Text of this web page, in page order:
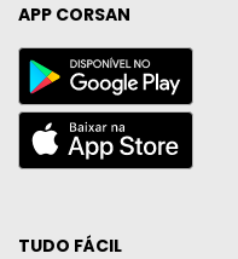
APP CORSAN
TUDO FÁCIL